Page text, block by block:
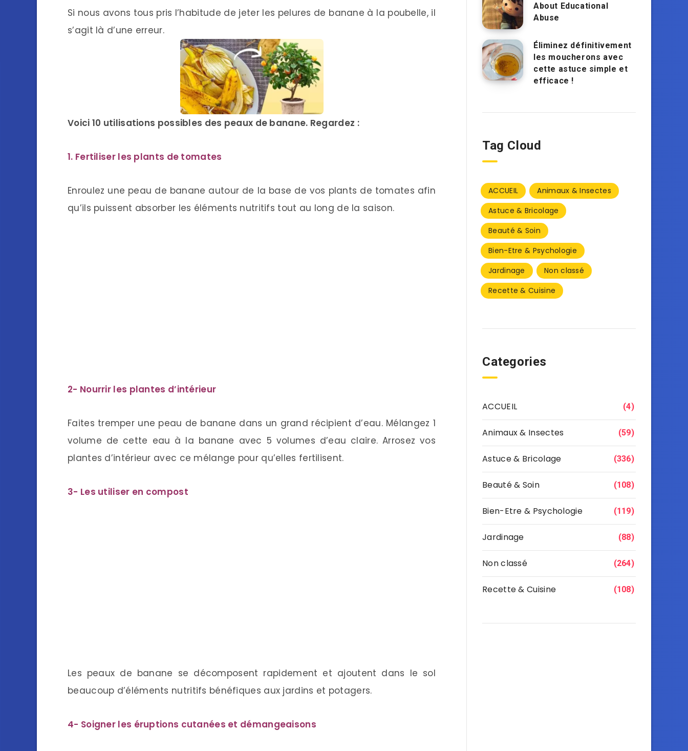
Si nous avons tous pris l’habitude de jeter les pelures de banane à la poubelle, il
s’agit là d’une erreur.
Voici 10 utilisations possibles des peaux de banane. Regardez :
1. Fertiliser les plants de tomates
Enroulez une peau de banane autour de la base de vos plants de tomates afin
qu’ils puissent absorber les éléments nutritifs tout au long de la saison.
2- Nourrir les plantes d’intérieur
Faites tremper une peau de banane dans un grand récipient d’eau. Mélangez 1
volume de cette eau à la banane avec 5 volumes d’eau claire. Arrosez vos
plantes d’intérieur avec ce mélange pour qu’elles fertilisent.
3- Les utiliser en compost
Les peaux de banane se décomposent rapidement et ajoutent dans le sol
beaucoup d’éléments nutritifs bénéfiques aux jardins et potagers.
4- Soigner les éruptions cutanées et démangeaisons
About Educational
Abuse
Éliminez définitivement
les moucherons avec
cette astuce simple et
efficace !
Tag Cloud
ACCUEIL
Animaux & Insectes
Astuce & Bricolage
Beauté & Soin
Bien-Etre & Psychologie
Jardinage
Non classé
Recette & Cuisine
Categories
ACCUEIL (4)
Animaux & Insectes (59)
Astuce & Bricolage (336)
Beauté & Soin (108)
Bien-Etre & Psychologie (119)
Jardinage (88)
Non classé (264)
Recette & Cuisine (108)